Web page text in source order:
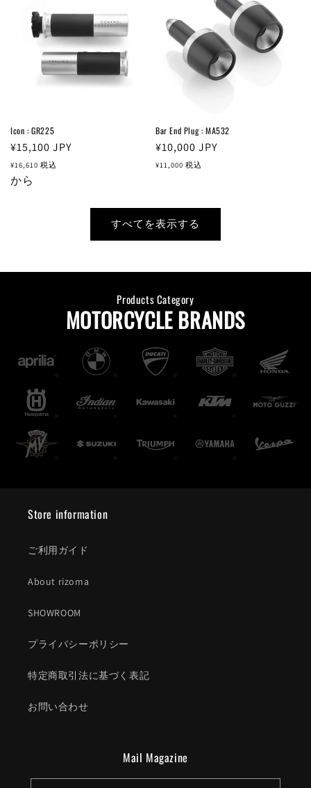
Icon : GR225
通
常
価
¥15,100 JPY
¥16,610 税込
から
Bar End Plug : MA532
通
常
¥10,000 JPY
¥11,000 税込
すべてを表示する
Products Category
MOTORCYCLE BRANDS
Store information
ご利用ガイド
About rizoma
SHOWROOM
プライバシーポリシー
特定商取引法に基づく表記
お問い合わせ
Mail Magazine